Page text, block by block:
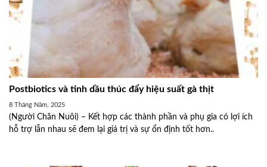
Postbiotics và tinh dầu thúc đẩy hiệu suất gà thịt
8 Tháng Năm, 2025
(Người Chăn Nuôi) – Kết hợp các thành phần và phụ gia có lợi ích
hỗ trợ lẫn nhau sẽ đem lại giá trị và sự ổn định tốt hơn..